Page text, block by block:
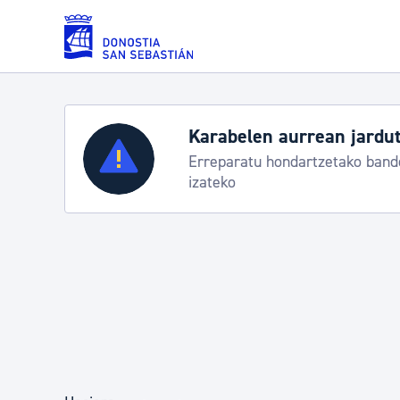
Eduki nagusira joan
Zerbitzuak
Errolda eta gai pertsonalak
Aste Nagusia 2026:
Abuztuak 8-15